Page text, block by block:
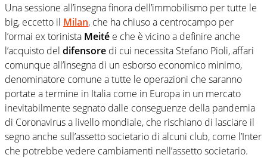
Una sessione all’insegna finora dell’immobilismo per tutte le
big, eccetto il Milan, che ha chiuso a centrocampo per
l’ormai ex torinista Meité e che è vicino a definire anche
l’acquisto del difensore di cui necessita Stefano Pioli, affari
comunque all’insegna di un esborso economico minimo,
denominatore comune a tutte le operazioni che saranno
portate a termine in Italia come in Europa in un mercato
inevitabilmente segnato dalle conseguenze della pandemia
di Coronavirus a livello mondiale, che rischiano di lasciare il
segno anche sull’assetto societario di alcuni club, come l’Inter
che potrebbe vedere cambiamenti nell’assetto societario.